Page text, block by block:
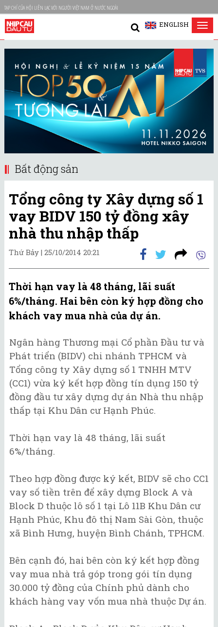
TẠP CHÍ CỦA HỘI LIÊN LẠC VỚI NGƯỜI VIỆT NAM Ở NƯỚC NGOÀI
ENGLISH
Bất động sản
Tổng công ty Xây dựng số 1
vay BIDV 150 tỷ đồng xây
nhà thu nhập thấp
Thứ Bảy | 25/10/2014 20:21
Thời hạn vay là 48 tháng, lãi suất
6%/tháng. Hai bên còn ký hợp đồng cho
khách vay mua nhà của dự án.
Ngân hàng Thương mại Cổ phần Đầu tư và
Phát triển (BIDV) chi nhánh TPHCM và
Tổng công ty Xây dựng số 1 TNHH MTV
(CC1) vừa ký kết hợp đồng tín dụng 150 tỷ
đồng đầu tư xây dựng dự án Nhà thu nhập
thấp tại Khu Dân cư Hạnh Phúc.
Thời hạn vay là 48 tháng, lãi suất
6%/tháng.
Theo hợp đồng được ký kết, BIDV sẽ cho CC1
vay số tiền trên để xây dựng Block A và
Block D thuộc lô số 1 tại Lô 11B Khu Dân cư
Hạnh Phúc, Khu đô thị Nam Sài Gòn, thuộc
xã Bình Hưng, huyện Bình Chánh, TPHCM.
Bên cạnh đó, hai bên còn ký kết hợp đồng
vay mua nhà trả góp trong gói tín dụng
30.000 tỷ đồng của Chính phủ dành cho
khách hàng vay vốn mua nhà thuộc Dự án.